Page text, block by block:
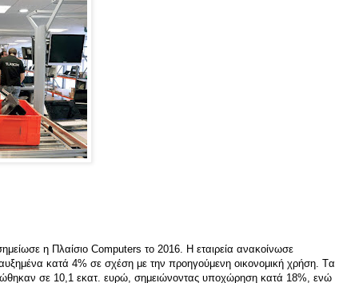
η Πλαίσιο Computers το 2016. Η εταιρεία ανακοίνωσε
κατά 4% σε σχέση με την προηγούμενη οικονομική χρήση. Tα
σε 10,1 εκατ. ευρώ, σημειώνοντας υποχώρηση κατά 18%, ενώ